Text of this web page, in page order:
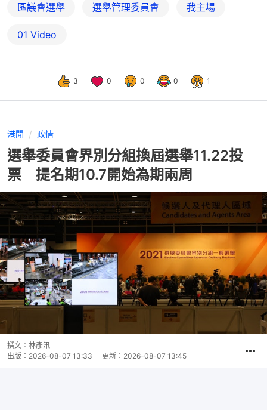
區議會選舉 選舉管理委員會 我主場
01 Video
3 0 0 0 1
港聞 政情
選舉委員會界別分組換屆選舉11.22投
票 提名期10.7開始為期兩周
撰文： 林彥汛
出版： 2026-08-07 13:33 更新： 2026-08-07 13:45